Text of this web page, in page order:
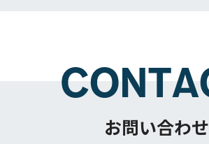
お問い合わせ